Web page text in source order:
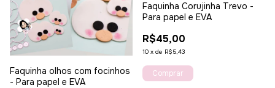
Faquinha olhos com focinhos
- Para papel e EVA
Faquinha Corujinha Trevo -
Para papel e EVA
R$45,00
10 x de R$5,43